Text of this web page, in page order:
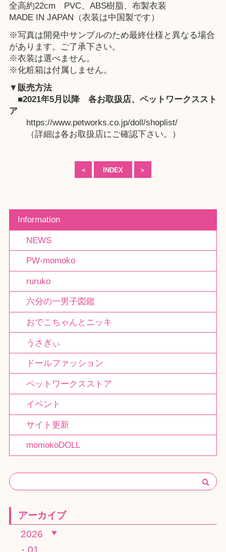
全高約22cm PVC、ABS樹脂、布製衣装
MADE IN JAPAN（衣装は中国製です）
※写真は開発中サンプルのため最終仕様と異なる場合
があります。ご了承下さい。
※衣装は選べません。
※化粧箱は付属しません。
▼販売方法
■2021年5月以降 各お取扱店、 ペットワークススト
ア
https://www.petworks.co.jp/doll/shoplist/
（詳細は各お取扱店にご確認下さい。）
＜ INDEX ＞
Information
NEWS
PW-momoko
ruruko
六分の一男子図鑑
おでこちゃんとニッキ
うさぎぃ
ドールファッション
ペットワークスストア
イベント
サイト更新
momokoDOLL
アーカイブ
2026
01